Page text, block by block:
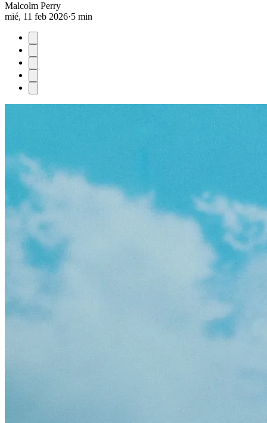
Malcolm Perry
mié, 11 feb 2026·5 min